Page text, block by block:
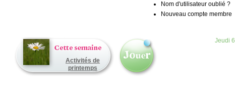
Nom d'utilisateur oublié ?
Nouveau compte membre
Activités de
printemps
Jeudi 6